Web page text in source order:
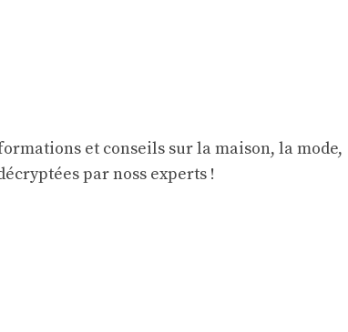
et conseils sur la maison, la mode,
par noss experts !